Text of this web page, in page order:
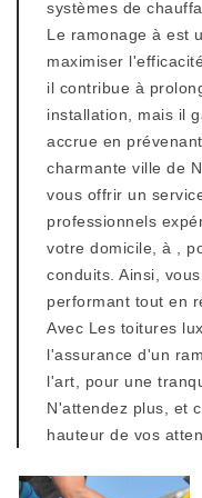
systèmes de
Le ramonage à est
maximiser
il contribue à
installation, mais il
accrue en
charmante ville de
vous offrir un
professionnels
votre domicile, à ,
conduits. Ainsi,
performant tout en
Avec Les toitures
l'assurance d'un
l'art, pour une
N'attendez plus, et
hauteur de vos